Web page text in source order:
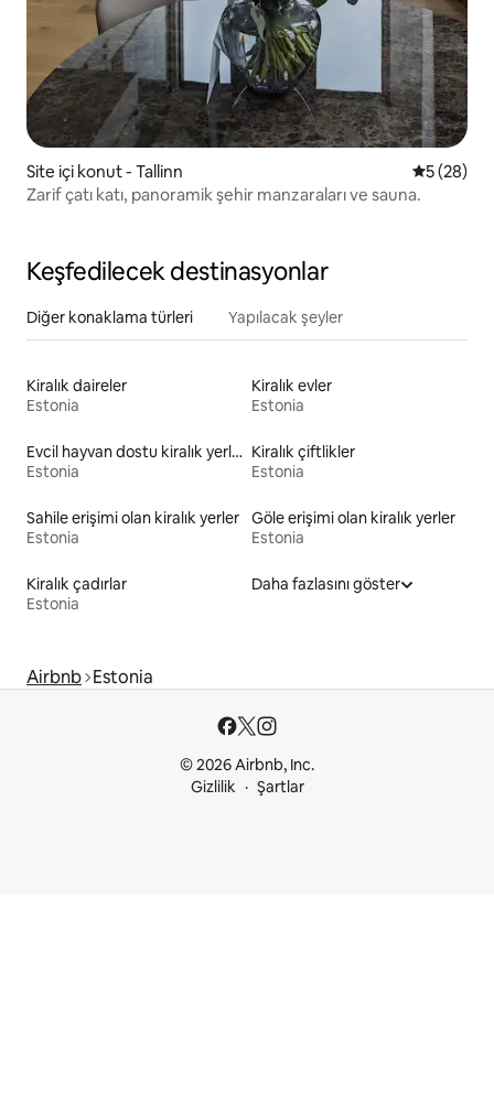
Site içi konut - Tallinn 55 (28)
Zarif çatı katı, panoramik şehir manzaraları ve sauna.
Keşfedilecek destinasyonlar
Diğer konaklama türleri Yapılacak şeyler
Kiralık daireler
Estonia
Kiralık evler
Estonia
Evcil hayvan dostu kiralık yerler
Estonia
Kiralık çiftlikler
Estonia
Sahile erişimi olan kiralık yerler
Estonia
Göle erişimi olan kiralık yerler
Estonia
Kiralık çadırlar
Estonia
Daha fazlasını göster
Airbnb Estonia
© 2026 Airbnb, Inc.
Gizlilik
Şartlar